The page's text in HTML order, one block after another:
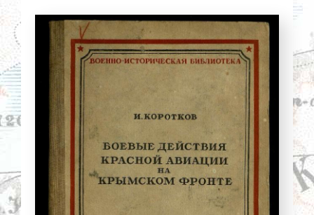
Контакты
Партнеры